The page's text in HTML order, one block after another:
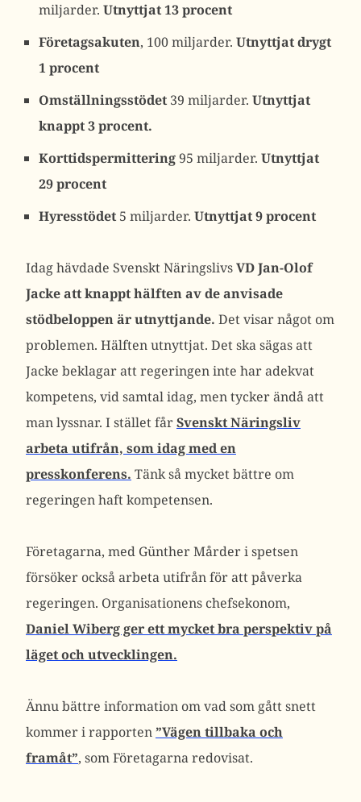
miljarder. Utnyttjat 13 procent
Företagsakuten, 100 miljarder. Utnyttjat drygt
1 procent
Omställningsstödet 39 miljarder. Utnyttjat
knappt 3 procent.
Korttidspermittering95 miljarder. Utnyttjat
29 procent
Hyresstödet 5 miljarder. Utnyttjat 9 procent
Idag hävdade Svenskt NäringslivsVD Jan-Olof
Jacke att knappt hälften av de anvisade
stödbeloppen är utnyttjande. Det visar något om
problemen. Hälften utnyttjat. Det ska sägas att
Jacke beklagar att regeringen inte har adekvat
kompetens, vid samtal idag, men tycker ändå att
man lyssnar. I stället fårSvenskt Näringsliv
arbeta utifrån, som idag med en
presskonferens. Tänk så mycket bättre om
regeringen haft kompetensen.
Företagarna, med Günther Mårder i spetsen
försöker också arbeta utifrån för att påverka
regeringen. Organisationens chefsekonom,
Daniel Wiberg ger ett mycket bra perspektiv på
läget och utvecklingen.
Ännu bättre information om vad som gått snett
kommer i rapporten ”Vägen tillbaka och
framåt”, som Företagarna redovisat.